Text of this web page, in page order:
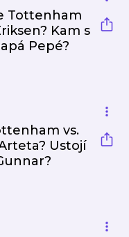
Tottenham
Kam s
Pepé?
vs.
Ustojí